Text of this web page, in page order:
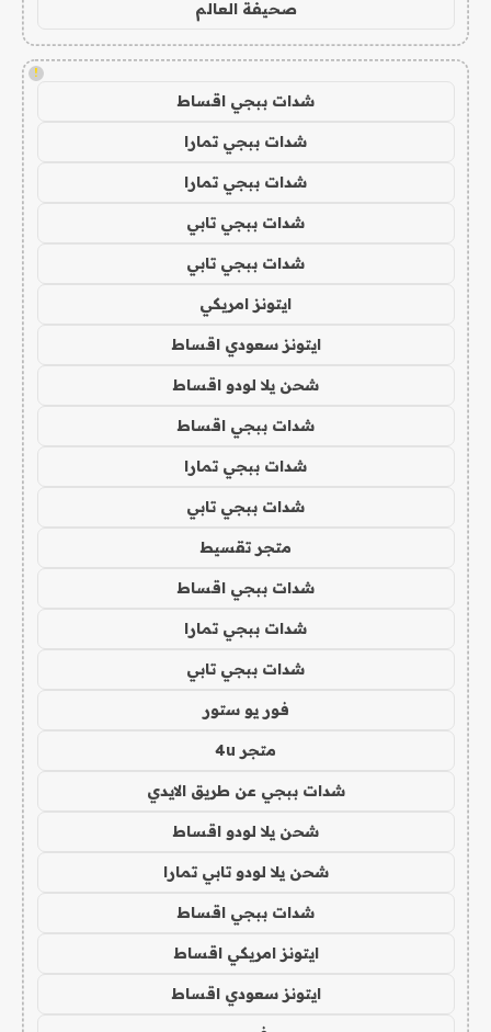
صحيفة العالم
!
شدات ببجي اقساط
شدات ببجي تمارا
شدات ببجي تمارا
شدات ببجي تابي
شدات ببجي تابي
ايتونز امريكي
ايتونز سعودي اقساط
شحن يلا لودو اقساط
شدات ببجي اقساط
شدات ببجي تمارا
شدات ببجي تابي
متجر تقسيط
شدات ببجي اقساط
شدات ببجي تمارا
شدات ببجي تابي
فور يو ستور
متجر 4u
شدات ببجي عن طريق الايدي
شحن يلا لودو اقساط
شحن يلا لودو تابي تمارا
شدات ببجي اقساط
ايتونز امريكي اقساط
ايتونز سعودي اقساط